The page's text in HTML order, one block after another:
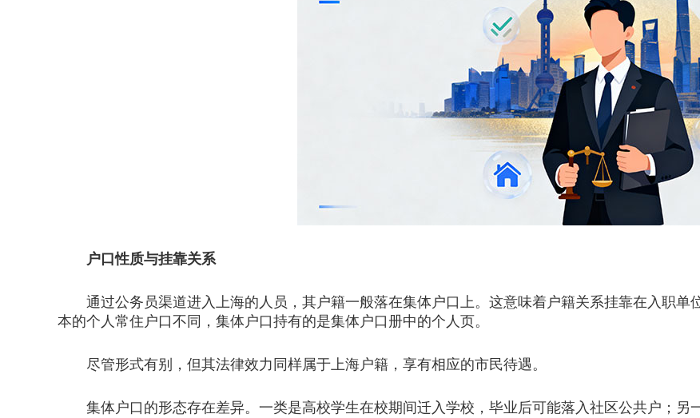
户口性质与挂靠关系
通过公务员渠道进入上海的人员，其户籍一般落在集体户口上。这意味着户籍关系挂靠在入职单
本的个人常住户口不同，集体户口持有的是集体户口册中的个人页。
尽管形式有别，但其法律效力同样属于上海户籍，享有相应的市民待遇。
集体户口的形态存在差异。一类是高校学生在校期间迁入学校，毕业后可能落入社区公共户；另